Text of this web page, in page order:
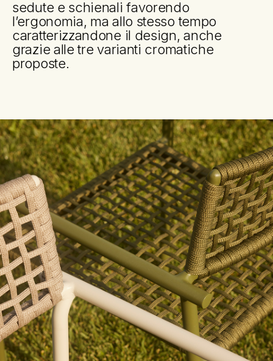
sedute e schienali favorendo
l’ergonomia, ma allo stesso tempo
caratterizzandone il design, anche
grazie alle tre varianti cromatiche
proposte.